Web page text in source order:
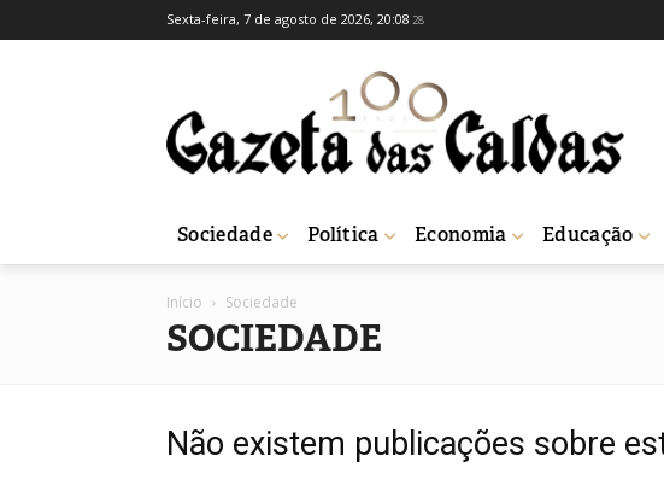
Sexta-feira, 7 de agosto de 2026, 20:08 28
Sociedade Política Economia Educação
Início Sociedade
SOCIEDADE
Não existem publicações sobre